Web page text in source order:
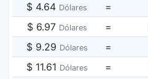
$ 4.64 Dólares =
$ 6.97 Dólares =
$ 9.29 Dólares =
$ 11.61 Dólares =